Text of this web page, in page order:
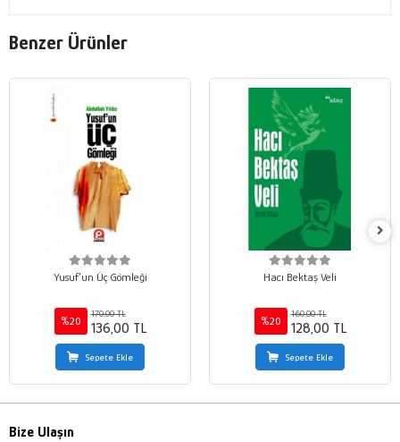
Benzer Ürünler
Yusuf’un Üç Gömleği
%20
170,00 TL
136,00 TL
Sepete Ekle
Hacı Bektaş Veli
%20
160,00 TL
128,00 TL
Sepete Ekle
Bize Ulaşın